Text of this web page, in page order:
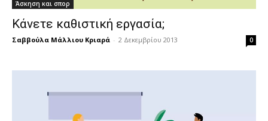
Άσκηση και σπορ
Κάνετε καθιστική εργασία;
Σαββούλα Μάλλιου Κριαρά - 2 Δεκεμβρίου 2013 0